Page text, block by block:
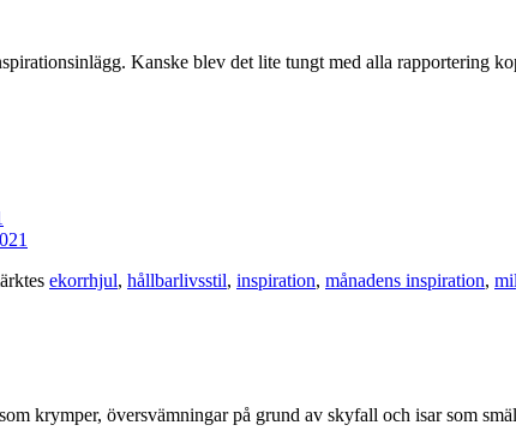
Kanske blev det lite tungt med alla rapportering
ekorrhjul, hållbarlivsstil, inspiration, månadens inspiration,
krymper, översvämningar på grund av skyfall och isar som